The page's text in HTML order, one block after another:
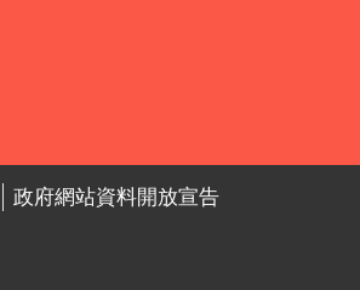
政府網站資料開放宣告